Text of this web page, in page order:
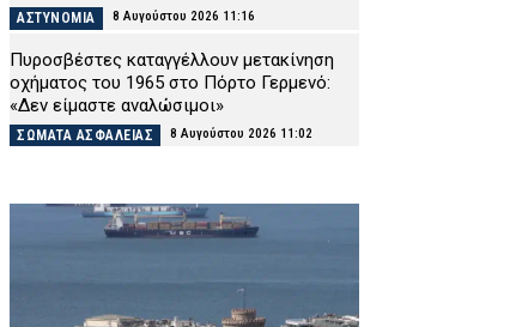
ΑΣΤΥΝΟΜΙΑ 8 Αυγούστου 2026 11:16
Πυροσβέστες καταγγέλλουν μετακίνηση
οχήματος του 1965 στο Πόρτο Γερμενό:
«Δεν είμαστε αναλώσιμοι»
ΣΩΜΑΤΑ ΑΣΦΑΛΕΙΑΣ 8 Αυγούστου 2026 11:02
κάνουν αιτήσεις σήμερα – Οι δικαιούχοι
και τα κριτήρια
Φωτιά σε εγκαταλελειμμένο κτίριο στην
Κουμουνδούρου – Απεγκλωβίστηκε ένα